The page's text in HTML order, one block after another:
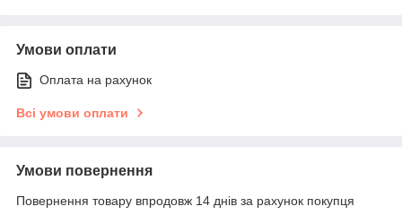
Умови оплати
Оплата на рахунок
Всі умови оплати
Умови повернення
Повернення товару впродовж 14 днів за рахунок покупця